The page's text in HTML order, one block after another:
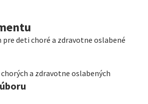
pre deti choré a zdravotne oslabené
a zdravotne oslabených